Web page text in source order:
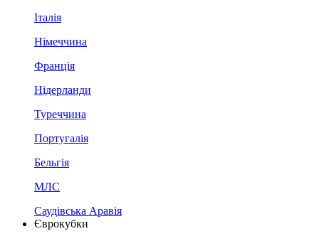
Італія
Німеччина
Франція
Нідерланди
Туреччина
Португалія
Бельгія
МЛС
Саудівська Аравія
Єврокубки